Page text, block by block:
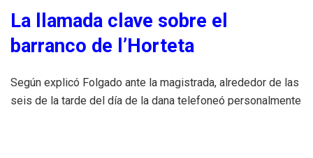
La llamada clave sobre el
barranco de l’Horteta
Según explicó Folgado ante la magistrada, alrededor de las
seis de la tarde del día de la dana telefoneó personalmente